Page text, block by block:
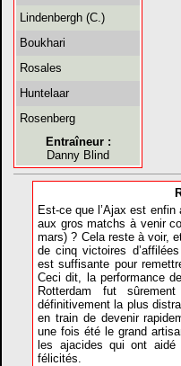
Lindenbergh (C.)
Boukhari
Rosales
Huntelaar
Rosenberg
Entraîneur :
Danny Blind
Est-ce que l’Ajax est
aux gros matchs à venir
mars) ? Cela reste à voir,
de cinq victoires
est suffisante pour
Ceci dit, la performance
Rotterdam fut
définitivement la plus
en train de devenir
une fois été le grand
les ajacides qui ont aidé
félicités.